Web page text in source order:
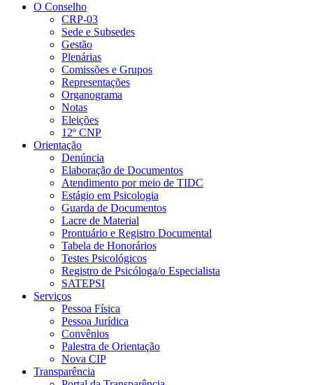
O Conselho
CRP-03
Sede e Subsedes
Gestão
Plenárias
Comissões e Grupos
Representações
Organograma
Notas
Eleições
12º CNP
Orientação
Denúncia
Elaboração de Documentos
Atendimento por meio de TIDC
Estágio em Psicologia
Guarda de Documentos
Lacre de Material
Prontuário e Registro Documental
Tabela de Honorários
Testes Psicológicos
Registro de Psicóloga/o Especialista
SATEPSI
Serviços
Pessoa Física
Pessoa Jurídica
Convênios
Palestra de Orientação
Nova CIP
Transparência